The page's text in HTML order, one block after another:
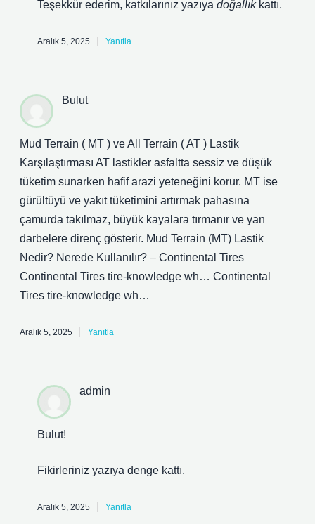
Teşekkür ederim, katkılarınız yazıya doğallıkkattı.
Aralık 5, 2025 Yanıtla
Bulut
Mud Terrain ( MT ) ve All Terrain ( AT ) Lastik
Karşılaştırması AT lastikler asfaltta sessiz ve düşük
tüketim sunarken hafif arazi yeteneğini korur. MT ise
gürültüyü ve yakıt tüketimini artırmak pahasına
çamurda takılmaz, büyük kayalara tırmanır ve yan
darbelere direnç gösterir. Mud Terrain (MT) Lastik
Nedir? Nerede Kullanılır? – Continental Tires
Continental Tires tire-knowledge wh… Continental
Tires tire-knowledge wh…
Aralık 5, 2025 Yanıtla
admin
Bulut!
Fikirleriniz yazıya denge kattı.
Aralık 5, 2025 Yanıtla